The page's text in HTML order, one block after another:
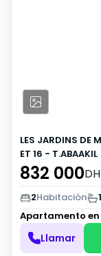
LES JARDINS DE
ET 16 - T.ABAAKIL
832 000DH
2Habitación 1
Apartamento
Llamar